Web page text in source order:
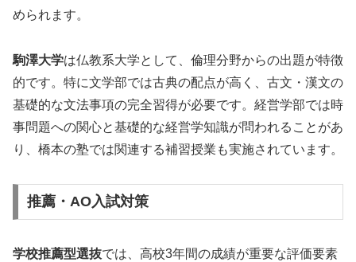
められます。
駒澤大学は仏教系大学として、倫理分野からの出題が特徴
的です。特に文学部では古典の配点が高く、古文・漢文の
基礎的な文法事項の完全習得が必要です。経営学部では時
事問題への関心と基礎的な経営学知識が問われることがあ
り、橋本の塾では関連する補習授業も実施されています。
推薦・AO入試対策
学校推薦型選抜では、高校3年間の成績が重要な評価要素